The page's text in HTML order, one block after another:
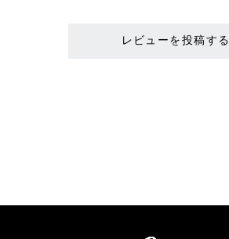
レビューを投稿する